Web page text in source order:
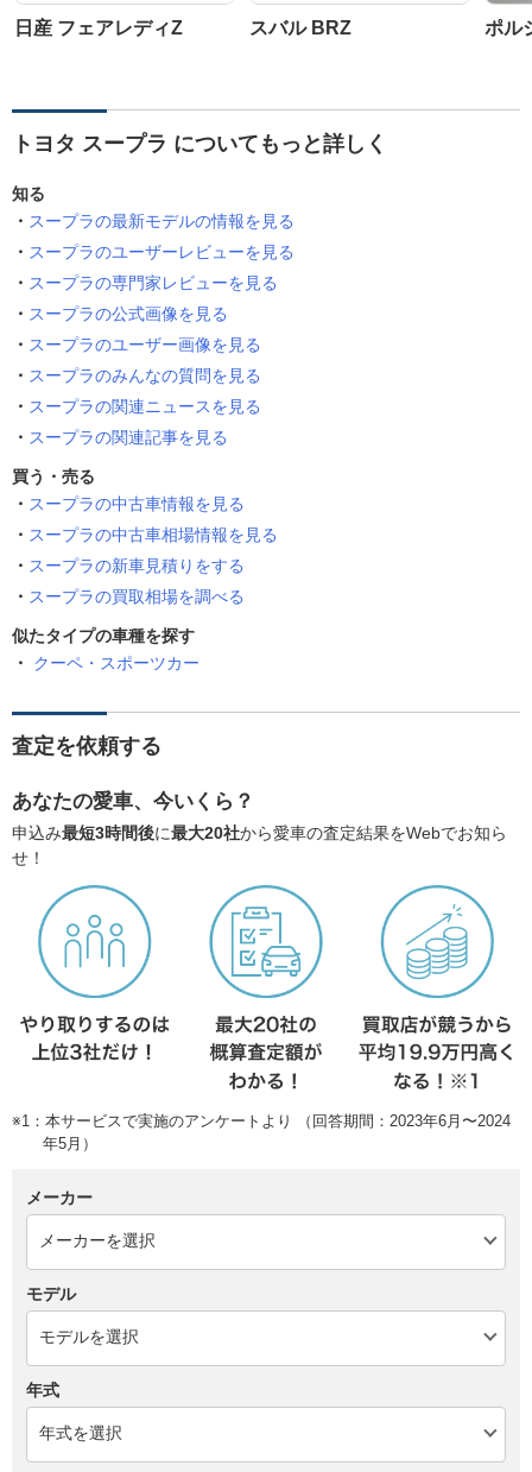
日産 フェアレディZ スバル BRZ ポル
トヨタ スープラ についてもっと詳しく
知る
スープラの最新モデルの情報を見る
スープラのユーザーレビューを見る
スープラの専門家レビューを見る
スープラの公式画像を見る
スープラのユーザー画像を見る
スープラのみんなの質問を見る
スープラの関連ニュースを見る
スープラの関連記事を見る
買う・売る
スープラの中古車情報を見る
スープラの中古車相場情報を見る
スープラの新車見積りをする
スープラの買取相場を調べる
似たタイプの車種を探す
クーペ・スポーツカー
査定を依頼する
あなたの愛車、今いくら？
申込み最短3時間後に最大20社から愛車の査定結果をWebでお知ら
せ！
※1：本サービスで実施のアンケートより （回答期間：2023年6月〜2024
年5月）
メーカー
モデル
年式